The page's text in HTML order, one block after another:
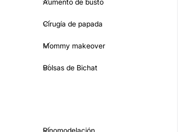
Aumento de busto
Cirugía de papada
Mommy makeover
Bolsas de Bichat
Rinomodelación